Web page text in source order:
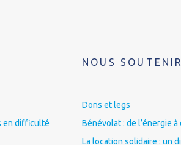
en difficulté
NOUS SOUTENIR
Dons et legs
Bénévolat : de l’énergie à
La location solidaire : un